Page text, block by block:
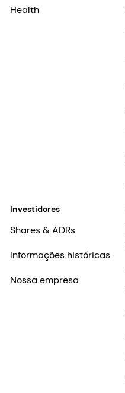
Health
Investidores
Shares & ADRs
Informações históricas
Nossa empresa